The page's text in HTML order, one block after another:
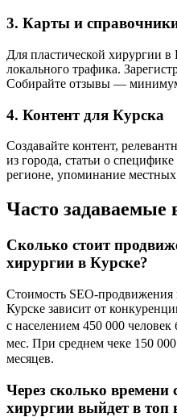
3. Карты и
Для пластической хирургии
локального трафика.
Собирайте отзывы —
4. Контент для Курска
Создавайте контент,
из города, статьи о
регионе, упоминание местных
Часто задаваемые
Сколько стоит
хирургии в Курске?
Стоимость SEO-продвижения
Курске зависит от
с населением 450 000
мес. При среднем чеке 150
месяцев.
Через сколько времени
хирургии выйдет в топ